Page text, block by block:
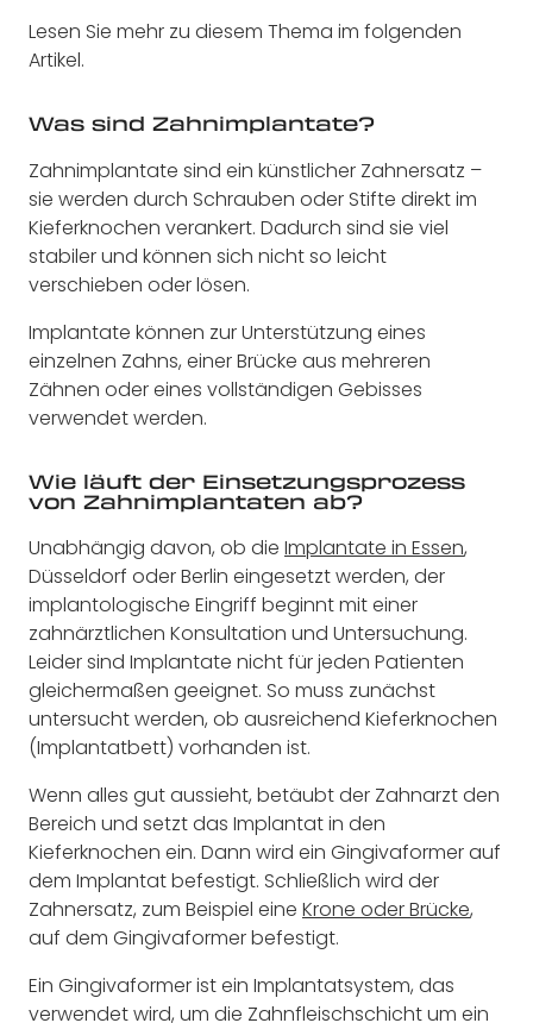
Lesen Sie mehr zu diesem Thema im folgenden
Artikel.
Was sind Zahnimplantate?
Zahnimplantate sind ein künstlicher Zahnersatz –
sie werden durch Schrauben oder Stifte direkt im
Kieferknochen verankert. Dadurch sind sie viel
stabiler und können sich nicht so leicht
verschieben oder lösen.
Implantate können zur Unterstützung eines
einzelnen Zahns, einer Brücke aus mehreren
Zähnen oder eines vollständigen Gebisses
verwendet werden.
Wie läuft der Einsetzungsprozess
von Zahnimplantaten ab?
Unabhängig davon, ob die Implantate in Essen,
Düsseldorf oder Berlin eingesetzt werden, der
implantologische Eingriff beginnt mit einer
zahnärztlichen Konsultation und Untersuchung.
Leider sind Implantate nicht für jeden Patienten
gleichermaßen geeignet. So muss zunächst
untersucht werden, ob ausreichend Kieferknochen
(Implantatbett) vorhanden ist.
Wenn alles gut aussieht, betäubt der Zahnarzt den
Bereich und setzt das Implantat in den
Kieferknochen ein. Dann wird ein Gingivaformer auf
dem Implantat befestigt. Schließlich wird der
Zahnersatz, zum Beispiel eine Krone oder Brücke,
auf dem Gingivaformer befestigt.
Ein Gingivaformer ist ein Implantatsystem, das
verwendet wird, um die Zahnfleischschicht um ein